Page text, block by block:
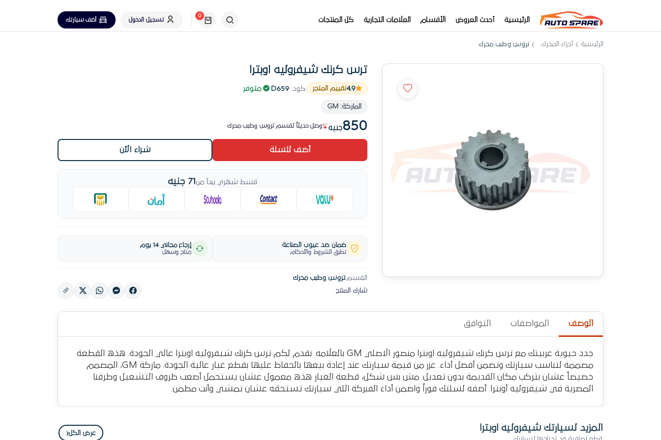
الرئيسية أحدث العروض الأقسام العلامات التجارية كل المنتجات
0
تسجيل الدخول
أضف سيارتك
الرئيسية أجزاء المحرك تروس وطبب محرك
ترس كرنك شيفروليه اوبترا
4.9تقييم المتجر كود: D659 متوفر
الماركة: GM
850جنيه وصل حديثاً لقسم تروس وطبب محرك
# 3 في تروس وطبب محرك الأسبوع ده
باقي قطعة واحدة
أضف للسلة شراء الآن
قسط شهري يبدأ من 71 جنيه
ضمان ضد عيوب الصناعة
تطبق الشروط والأحكام
إرجاع مجاني 14 يوم
متاح وسهل
القسم:تروس وطبب محرك
شارك المنتج
الوصف المواصفات التوافق
جدد حيوية عربيتك مع ترس كرنك شيفروليه اوبترا منصور الاصلي GM بالعلامه. نقدم لكم ترس كرنك شيفروليه اوبترا عالي الجودة. هذه القطعة
مصممة لتناسب سيارتك وتضمن أفضل أداء. عزز من قيمة سيارتك عند إعادة بيعها بالحفاظ عليها بقطع غيار عالية الجودة. ماركة GM، المصمم
خصيصاً عشان بتركب مكان القديمة بدون تعديل. مش بس شكل، قطعة الغيار هذه معمول عشان يستحمل أصعب ظروف التشغيل وطرقنا
المصرية في شيفروليه أوبترا. أضفه لسلتك فوراً واضمن أداء الفبركة اللي سيارتك تستحقه عشان تمشي وأنت مطمن.
المزيد لسيارتك شيفروليه اوبترا
عرض الكل‹